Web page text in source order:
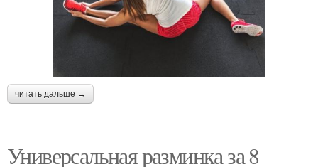
читать дальше →
Универсальная разминка за 8